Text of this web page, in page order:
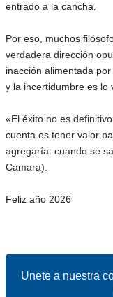
entrado a la cancha.
Por eso, muchos
verdadera dirección
inacción alimentada
y la incertidumbre es lo
«El éxito no es
cuenta es tener valor
agregaría: cuando se
Cámara).
Feliz año 2026
Unete a nuestra